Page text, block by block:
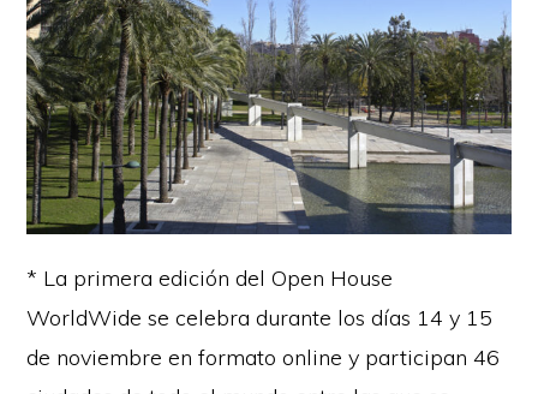
* La primera edición del Open House
WorldWide se celebra durante los días 14 y 15
de noviembre en formato online y participan 46